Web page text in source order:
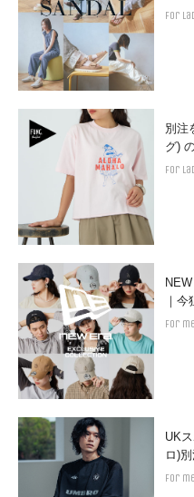
for
別注
グ)
for
｜
for
UK
ロ)
for